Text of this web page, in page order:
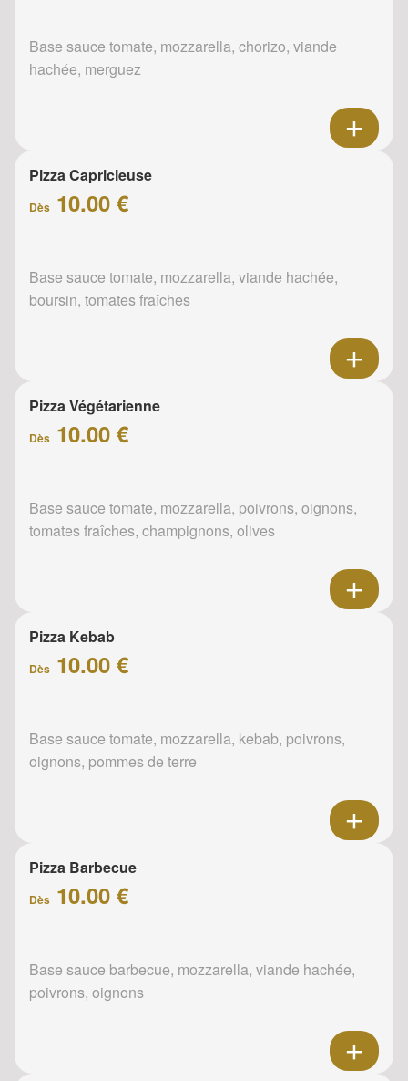
Base sauce tomate, mozzarella, chorizo, viande
hachée, merguez
Pizza Capricieuse
Dès 10.00 €
Base sauce tomate, mozzarella, viande hachée,
boursin, tomates fraîches
Pizza Végétarienne
Dès 10.00 €
Base sauce tomate, mozzarella, poivrons, oignons,
tomates fraîches, champignons, olives
Pizza Kebab
Dès 10.00 €
Base sauce tomate, mozzarella, kebab, poivrons,
oignons, pommes de terre
Pizza Barbecue
Dès 10.00 €
Base sauce barbecue, mozzarella, viande hachée,
poivrons, oignons